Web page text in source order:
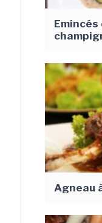
Emincés
Agneau